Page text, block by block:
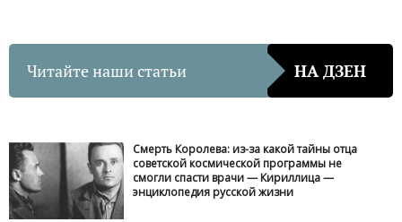
Читайте наши статьи НА ДЗЕН
Смерть Королева: из-за какой тайны отца
советской космической программы не
смогли спасти врачи — Кириллица —
энциклопедия русской жизни